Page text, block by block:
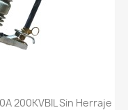
200KVBIL Sin Herraje